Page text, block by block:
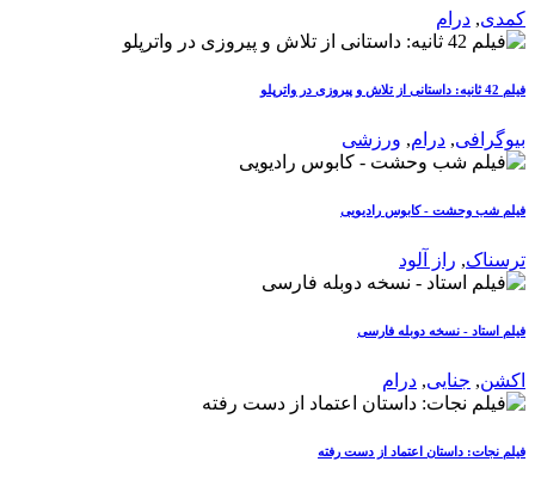
کمدی, درام
فیلم 42 ثانیه: داستانی از تلاش و پیروزی در واترپلو
بیوگرافی, درام, ورزشی
فیلم شب وحشت - کابوس رادیویی
ترسناک, راز آلود
فیلم استاد - نسخه دوبله فارسی
اکشن, جنایی, درام
فیلم نجات: داستان اعتماد از دست رفته